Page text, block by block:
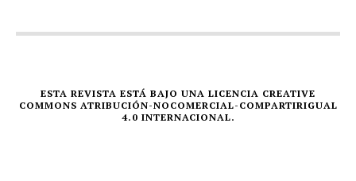
ESTA REVISTA ESTÁ BAJO UNA LICENCIA CREATIVE
COMMONS ATRIBUCIÓN-NOCOMERCIAL-COMPARTIRIGUAL
4.0 INTERNACIONAL.